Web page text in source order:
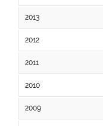
2013
2012
2011
2010
2009